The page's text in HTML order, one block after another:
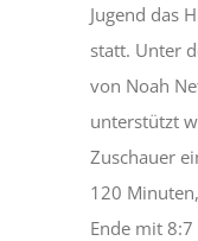
Jugend das
statt. Unter
von Noah
unterstützt
Zuschauer
120
Ende mit